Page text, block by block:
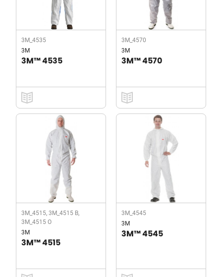
3M_4535
3M
3M™ 4535
3M_4570
3M
3M™ 4570
3M_4515, 3M_4515 B,
3M_4515 O
3M
3M™ 4515
3M_4545
3M
3M™ 4545